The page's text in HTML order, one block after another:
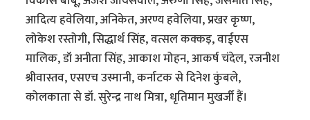
आदित्य हवेलिया, अनिकेत, अरण्य हवेलिया, प्रखर कृष्ण,
लोकेश रस्तोगी, सिद्धार्थ सिंह, वत्सल कक्कड़, वाईएस
मालिक, डॉ अनीता सिंह, आकाश मोहन, आकर्ष चंदेल, रजनीश
श्रीवास्तव, एसएच उस्मानी, कर्नाटक से दिनेश कुंबले,
कोलकाता से डॉ. सुरेन्द्र नाथ मित्रा, धृतिमान मुखर्जी हैं।